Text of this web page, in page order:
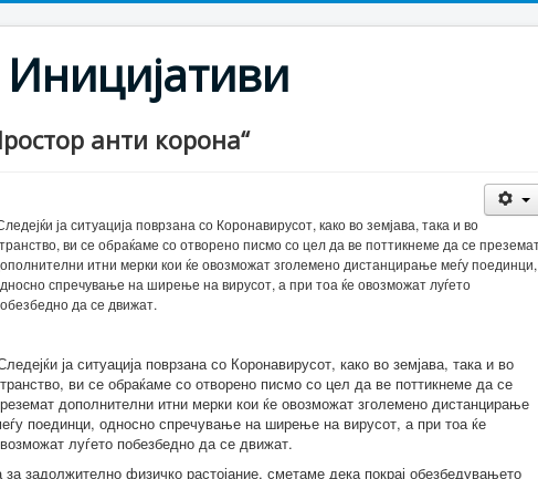
анти корона“
ја ситуација поврзана со Коронавирусот, како во земјава, така и во
ви се обраќаме со отворено писмо со цел да ве поттикнеме да се
итни мерки кои ќе овозможат зголемено дистанцирање меѓу поединци,
спречување на ширење на вирусот, а при тоа ќе овозможат луѓето
да се движат.
ја ситуација поврзана со Коронавирусот, како во земјава, така и во
ви се обраќаме со отворено писмо со цел да ве поттикнеме да се
дополнителни итни мерки кои ќе овозможат зголемено дистанцирање
поединци, односно спречување на ширење на вирусот, а при тоа ќе
луѓето побезбедно да се движат.
за задолжително физичко растојание, сметаме дека покрај обезбедувањето